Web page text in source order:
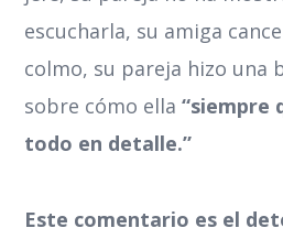
escucharla, su amiga
colmo, su pareja hizo una
sobre cómo ella“siempre
todo en detalle.”
Este comentario es el